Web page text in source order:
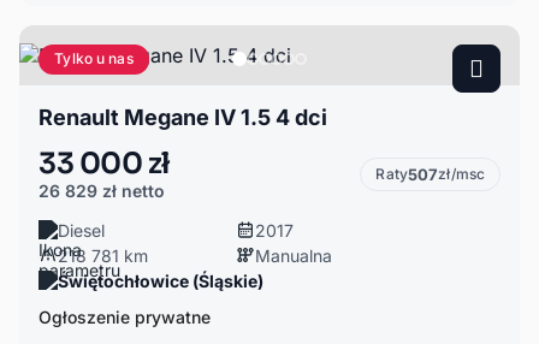
Tylko u nas
Renault Megane IV 1.5 4 dci
33 000 zł
26 829 zł netto
Raty507zł/msc
Diesel
2017
218 781 km
Manualna
Świętochłowice (Śląskie)
Ogłoszenie prywatne